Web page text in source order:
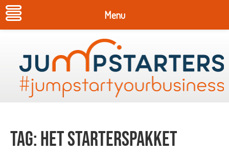
Tag:Het Starterspakket
Menu